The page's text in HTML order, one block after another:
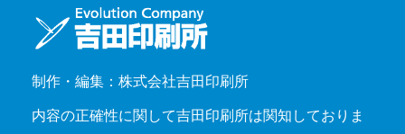
制作・編集：株式会社吉田印刷所
内容の正確性に関して吉田印刷所は関知しておりま